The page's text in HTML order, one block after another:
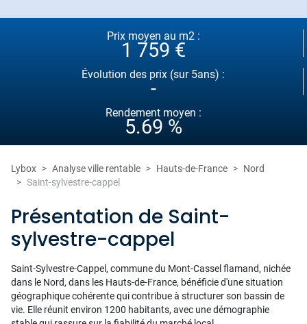
Prix moyen au m2 :
1 759 €
Évolution des prix (sur 5ans) :
-
Rendement moyen :
5.69 %
Lybox Analyse ville rentable Hauts-de-France
Nord
Saint-sylvestre-cappel
Présentation de Saint-
sylvestre-cappel
Saint-Sylvestre-Cappel, commune du Mont-Cassel flamand, nichée
dans le Nord, dans les Hauts-de-France, bénéficie d'une situation
géographique cohérente qui contribue à structurer son bassin de
vie. Elle réunit environ 1200 habitants, avec une démographie